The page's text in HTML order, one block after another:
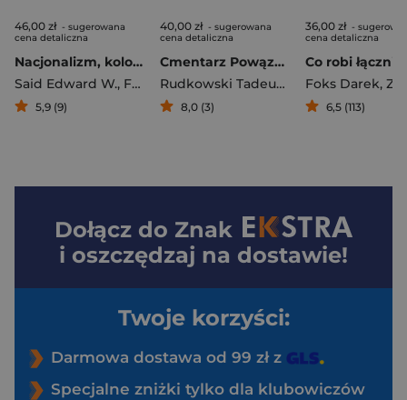
46,00 zł - sugerowana
cena detaliczna
Nacjonalizm, kolonializm i literatura
Said Edward W., Fredric Jameson ,Terry Eagleton
5,9 (9)
40,00 zł - sugerowana
cena detaliczna
Cmentarz Powązkowski w Warszawie
Rudkowski Tadeusz Maria
8,0 (3)
36,00 zł -
cena detaliczna
Co robi
Foks Darek,
6,5 (113)
Dołącz do Znak
i oszczędzaj na dostawie!
Twoje korzyści:
Darmowa dostawa od 99 zł z
Specjalne zniżki tylko dla klubowiczów